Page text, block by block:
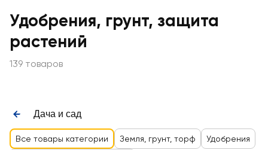
Удобрения, грунт, защита
растений
139 товаров
Дача и сад
Все товары категории Земля, грунт, торф Удобрения